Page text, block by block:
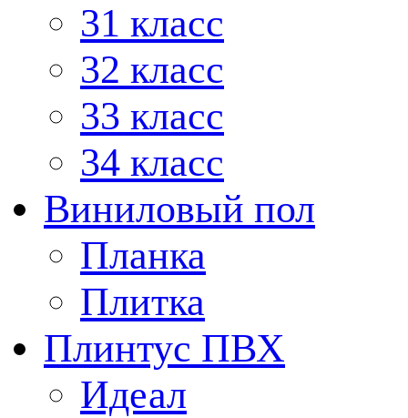
31 класс
32 класс
33 класс
34 класс
Виниловый пол
Планка
Плитка
Плинтус ПВХ
Идеал